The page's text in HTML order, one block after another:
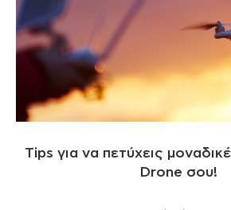
Tips για να πετύχεις
Drone σου!